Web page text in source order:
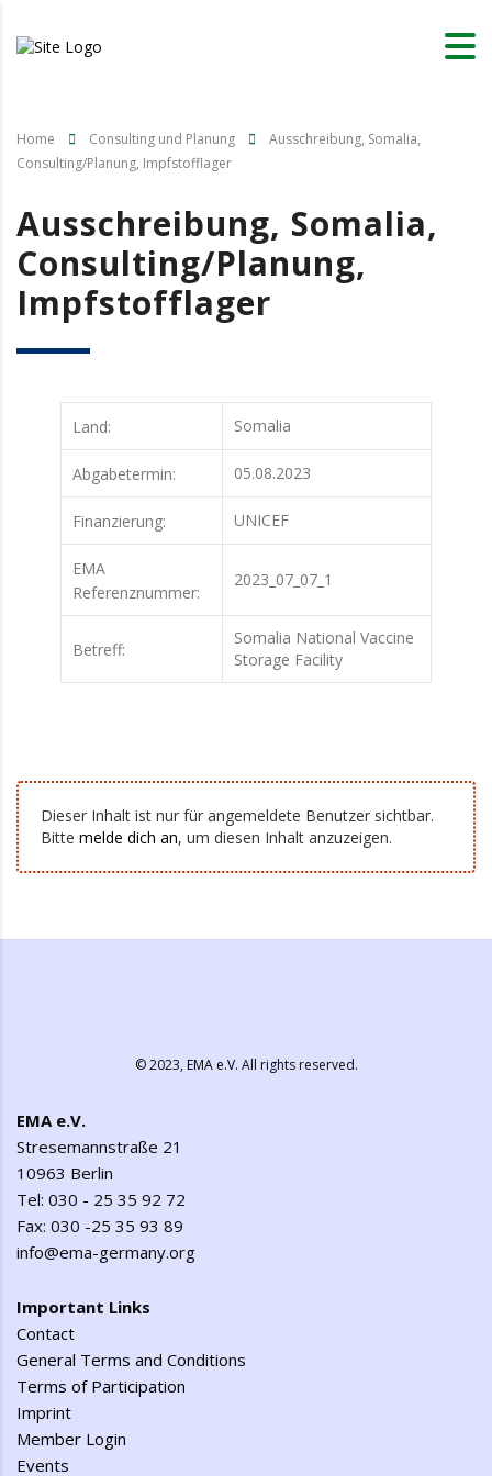
Home Consulting und Planung
Ausschreibung, Somalia,
Consulting/Planung, Impfstofflager
Ausschreibung, Somalia,
Consulting/Planung,
Impfstofflager
Land: Somalia
Abgabetermin: 05.08.2023
Finanzierung: UNICEF
EMA
Referenznummer:
2023_07_07_1
Betreff:
Somalia National Vaccine
Storage Facility
Dieser Inhalt ist nur für angemeldete Benutzer sichtbar.
Bitte melde dich an, um diesen Inhalt anzuzeigen.
© 2023,EMA e.V. All rights reserved.
EMA e.V.
Stresemannstraße 21
10963 Berlin
Tel: 030 - 25 35 92 72
Fax: 030 -25 35 93 89
info@ema-germany.org
Important Links
Contact
General Terms and Conditions
Terms of Participation
Imprint
Member Login
Events